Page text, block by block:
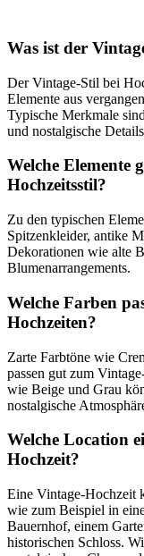
Was ist der
Der Vintage-Stil bei
Elemente aus
Typische Merkmale
und nostalgische
Welche Elemente
Hochzeitsstil?
Zu den typischen
Spitzenkleider, antike
Dekorationen wie alte
Blumenarrangements.
Welche Farben
Hochzeiten?
Zarte Farbtöne wie
passen gut zum
wie Beige und Grau
nostalgische
Welche Location
Hochzeit?
Eine Vintage-Hochzeit
wie zum Beispiel in
Bauernhof, einem
historischen Schloss.